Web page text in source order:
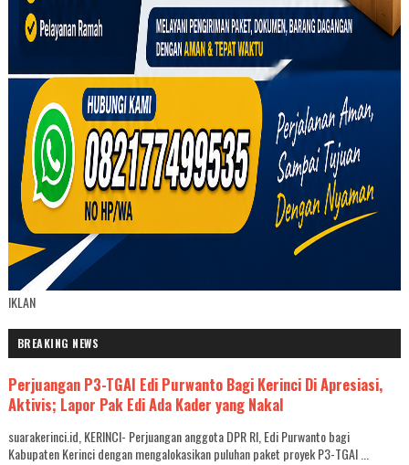
IKLAN
BREAKING NEWS
Perjuangan P3-TGAI Edi Purwanto Bagi Kerinci Di Apresiasi,
Aktivis; Lapor Pak Edi Ada Kader yang Nakal
suarakerinci.id, KERINCI- Perjuangan anggota DPR RI, Edi Purwanto bagi
Kabupaten Kerinci dengan mengalokasikan puluhan paket proyek P3-TGAI ...